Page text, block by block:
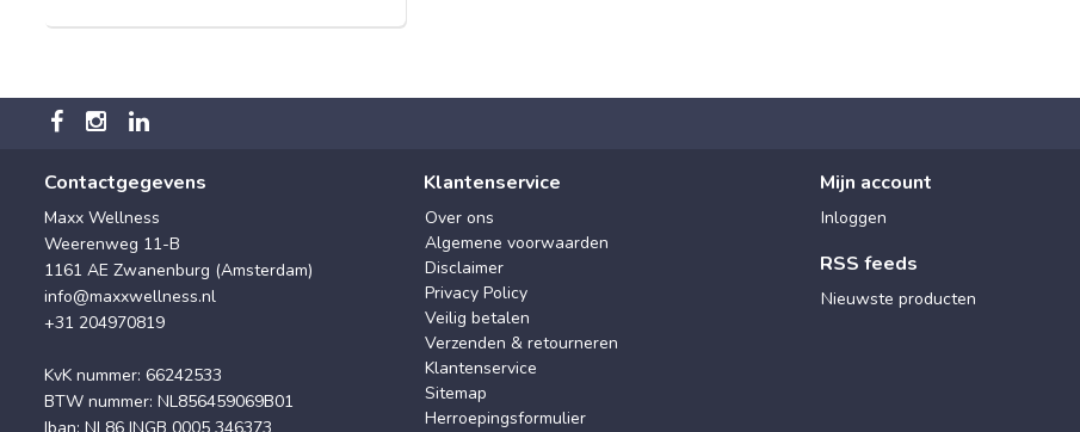
Contactgegevens
Maxx Wellness
Weerenweg 11-B
1161 AE Zwanenburg (Amsterdam)
info@maxxwellness.nl
+31 204970819
KvK nummer: 66242533
BTW nummer: NL856459069B01
Iban: NL86 INGB 0005 346373
Klantenservice
Over ons
Algemene voorwaarden
Disclaimer
Privacy Policy
Veilig betalen
Verzenden & retourneren
Klantenservice
Sitemap
Herroepingsformulier
Mijn account
Inloggen
RSS feeds
Nieuwste producten